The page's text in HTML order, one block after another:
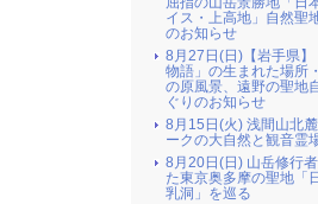
イス・上高地」自然聖
のお知らせ
8月27日(日)【岩手県】
物語」の生まれた場所
の原風景、遠野の聖地
ぐりのお知らせ
8月15日(火) 浅間山北
ークの大自然と観音霊
8月20日(日) 山岳修行
た東京奥多摩の聖地「
乳洞」を巡る